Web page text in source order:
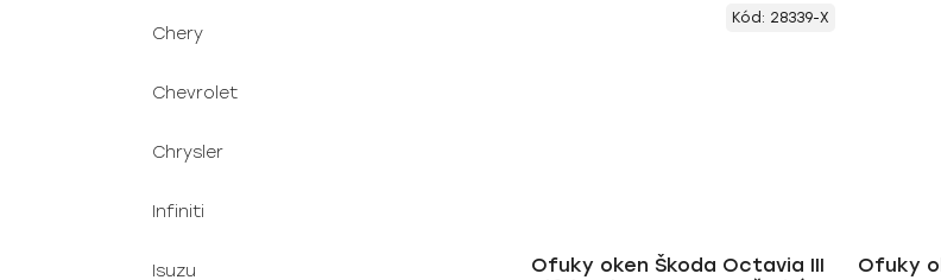
Chery
Chevrolet
Chrysler
Infiniti
Isuzu
Ofuky oken Škoda Octavia III
Kód: 28339-X
Ofuky